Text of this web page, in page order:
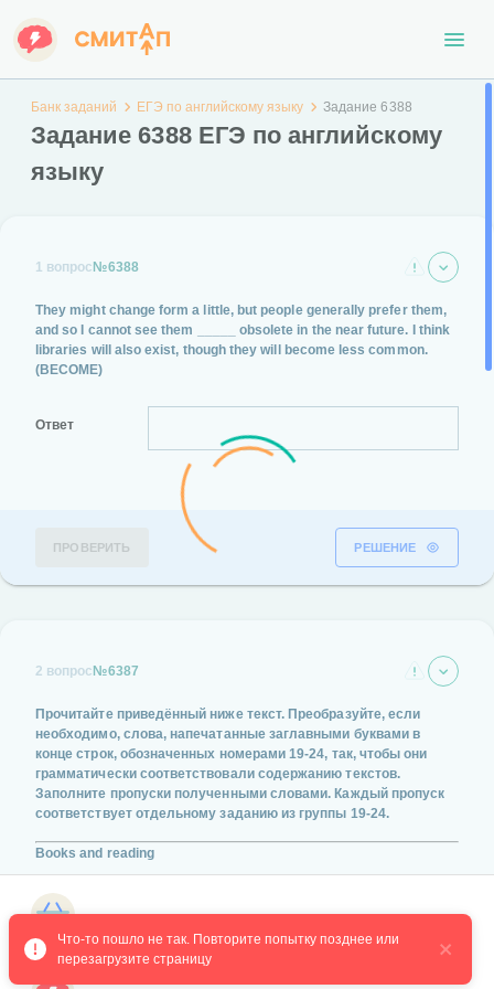
Банк заданий ЕГЭ по английскому языку Задание 6388
Задание 6388 ЕГЭ по английскому
языку
1 вопрос №6388
They might change form a little, but people generally prefer them,
and so I cannot see them
obsolete in the near future. I think
libraries will also exist, though they will become less common.
(BECOME)
Ответ
ПРОВЕРИТЬ РЕШЕНИЕ
2 вопрос №6387
Прочитайте приведённый ниже текст. Преобразуйте, если
необходимо, слова, напечатанные заглавными буквами в
конце строк, обозначенных номерами19-24, так, чтобы они
грамматически соответствовали содержанию текстов.
Заполните пропуски полученными словами. Каждый пропуск
соответствует отдельному заданию из группы 19-24.
Books and reading
Do you think that e-books will one day replace paper books? I don't
think so. However, they might become even_____than they
currently are. E-books clearly possess great value and as
technology advances, I believe they will become increasingly
common, but I think that printed books will continue to have a
Что-то пошло не так. Повторите попытку позднее или
перезагрузите страницу